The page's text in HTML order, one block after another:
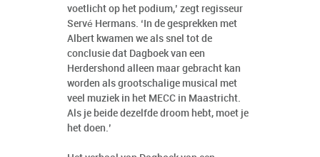
voetlicht op het podium,’ zegt regisseur
Servé Hermans. ‘In de gesprekken met
Albert kwamen we als snel tot de
conclusie dat Dagboek van een
Herdershond alleen maar gebracht kan
worden als grootschalige musical met
veel muziek in het MECC in Maastricht.
Als je beide dezelfde droom hebt, moet je
het doen.’